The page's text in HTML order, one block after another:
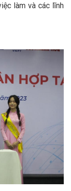
làm và các lĩnh